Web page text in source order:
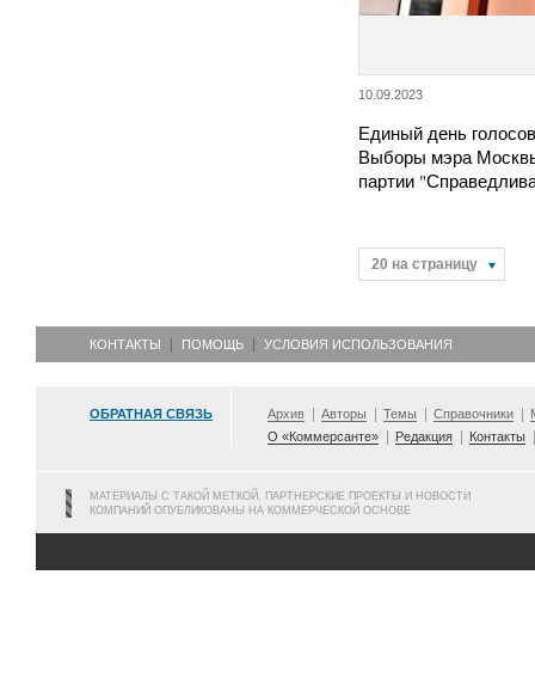
10.09.2023
Единый день
Выборы мэра
партии
20 на страницу
КОНТАКТЫ ПОМОЩЬ УСЛОВИЯ ИСПОЛЬЗОВАНИЯ
ОБРАТНАЯ СВЯЗЬ Архив Авторы Темы Справочники
О «Коммерсанте»
Редакция Контакты
МАТЕРИАЛЫ С ТАКОЙ МЕТКОЙ, ПАРТНЕРСКИЕ ПРОЕКТЫ И НОВОСТИ
КОМПАНИЙ ОПУБЛИКОВАНЫ НА КОММЕРЧЕСКОЙ ОСНОВЕ